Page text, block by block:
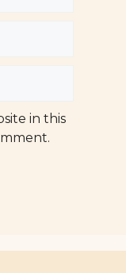
in this